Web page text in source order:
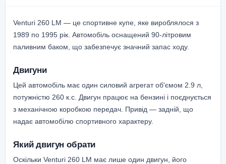
Venturi 260 LM — це спортивне купе, яке вироблялося з
1989 по 1995 рік. Автомобіль оснащений 90-літровим
паливним баком, що забезпечує значний запас ходу.
Двигуни
Цей автомобіль має один силовий агрегат об'ємом 2.9 л,
потужністю 260 к.с. Двигун працює на бензині і поєднується
з механічною коробкою передач. Привід — задній, що
надає автомобілю спортивного характеру.
Який двигун обрати
Оскільки Venturi 260 LM має лише один двигун, його